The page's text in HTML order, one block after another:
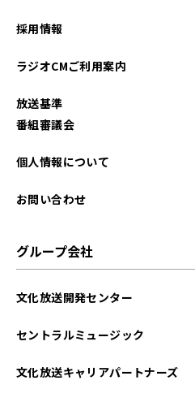
採用情報
ラジオCMご利用案内
放送基準
番組審議会
個人情報について
お問い合わせ
グループ会社
文化放送開発センター
セントラルミュージック
文化放送キャリアパートナーズ